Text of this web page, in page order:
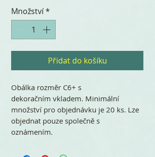
Množství*
Přidat do košíku
Obálka rozměr C6+ s
dekoračním vkladem. Minimální
množství pro objednávku je 20 ks. Lze
objednat pouze společně s
oznámením.